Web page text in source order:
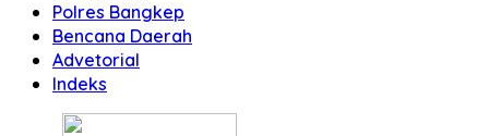
Polres Bangkep
Bencana Daerah
Advetorial
Indeks